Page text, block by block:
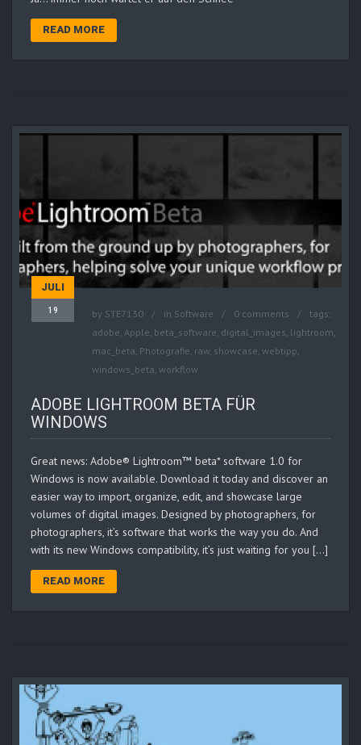
READ MORE
JULI
19 by STE7130 in Software 0 comments
tags:
adobe, Apple, beta_software, digital_images, lightroom,
mac_beta, Photografie, raw, showcase, webtipp,
windows_beta, workflow
ADOBE LIGHTROOM BETA FÜR
WINDOWS
Great news: Adobe® Lightroom™ beta* software 1.0 for
Windows is now available. Download it today and discover an
easier way to import, organize, edit, and showcase large
volumes of digital images. Designed by photographers, for
photographers, it’s software that works the way you do. And
with its new Windows compatibility, it’s just waiting for you […]
READ MORE